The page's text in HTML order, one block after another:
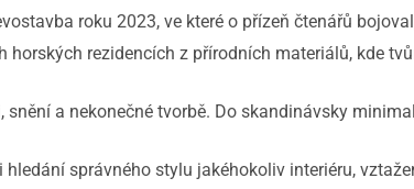
roku 2023, ve které o přízeň čtenářů
rezidencích z přírodních materiálů, kde
a nekonečné tvorbě. Do skandinávsky
správného stylu jakéhokoliv interiéru,